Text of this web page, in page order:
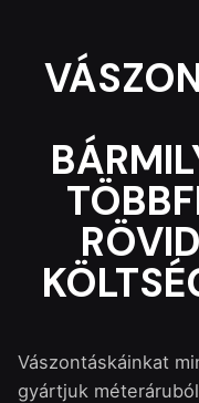
Vászontáskáinkat
gyártjuk